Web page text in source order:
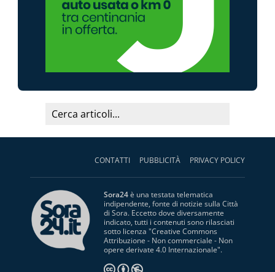
CONTATTI PUBBLICITÀ PRIVACY POLICY
Sora24è una testata telematica
indipendente, fonte di notizie sulla Città
di Sora. Eccetto dove diversamente
indicato, tutti i contenuti sono rilasciati
sotto licenza "Creative Commons
Attribuzione - Non commerciale - Non
opere derivate 4.0 Internazionale".